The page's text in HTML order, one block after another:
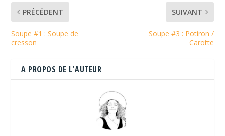
PRÉCÉDENT
Soupe #1 : Soupe de
cresson
SUIVANT
Soupe #3 : Potiron /
Carotte
A PROPOS DE L'AUTEUR